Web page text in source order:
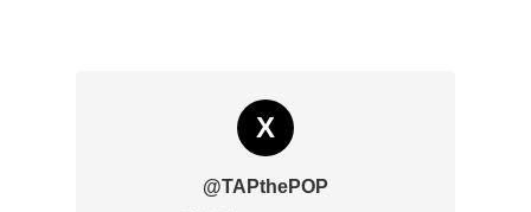
X
@TAPthePOP